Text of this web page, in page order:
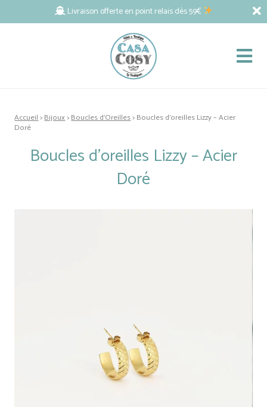
Livraison offerte en point relais dès 59€
Accueil>Bijoux>Boucles d'Oreilles> Boucles d’oreilles Lizzy – Acier
Doré
Boucles d’oreilles Lizzy – Acier
Doré